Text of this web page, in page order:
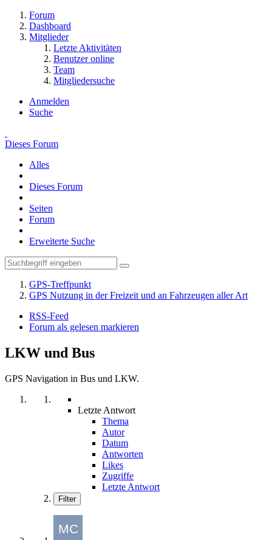
Forum
Dashboard
Mitglieder
Letzte Aktivitäten
Benutzer online
Team
Mitgliedersuche
Anmelden
Suche
Dieses Forum
Alles
Dieses Forum
Seiten
Forum
Erweiterte Suche
GPS-Treffpunkt
GPS Nutzung in der Freizeit und an Fahrzeugen aller Art
RSS-Feed
Forum als gelesen markieren
LKW und Bus
GPS Navigation in Bus und LKW.
Letzte Antwort
Thema
Autor
Datum
Antworten
Likes
Zugriffe
Letzte Antwort
Filter